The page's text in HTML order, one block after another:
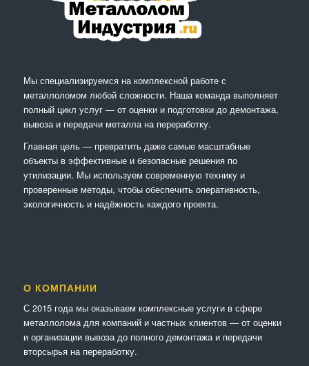
Мы специализируемся на комплексной работе с
металлоломом любой сложности. Наша команда выполняет
полный цикл услуг — от оценки и подготовки до демонтажа,
вывоза и передачи металла на переработку.
Главная цель — превратить даже самые масштабные
объекты в эффективные и безопасные решения по
утилизации. Мы используем современную технику и
проверенные методы, чтобы обеспечить оперативность,
экологичность и надёжность каждого проекта.
О КОМПАНИИ
С 2015 года мы оказываем комплексные услуги в сфере
металлолома для компаний и частных клиентов — от оценки
и организации вывоза до полного демонтажа и передачи
вторсырья на переработку.